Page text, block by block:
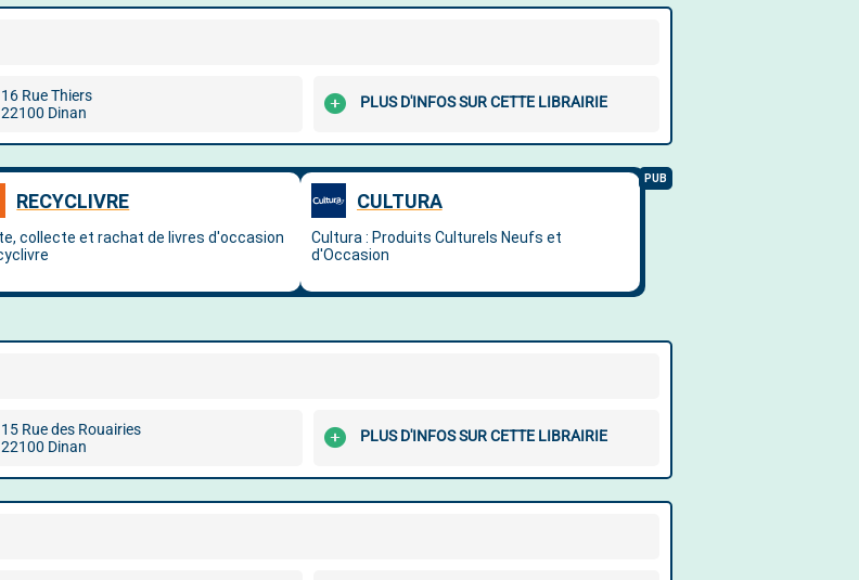
16 Rue Thiers
22100 Dinan
PLUS D'INFOS SUR CETTE LIBRAIRIE
15 Rue des Rouairies
22100 Dinan
PLUS D'INFOS SUR CETTE LIBRAIRIE